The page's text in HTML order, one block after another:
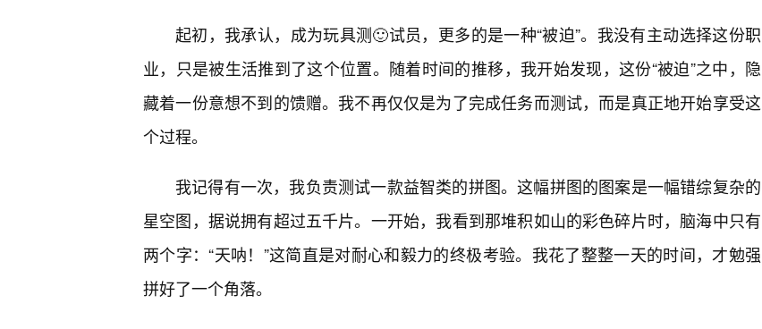
起初，我承认，成为玩具测🙂试员，更多的是一种“被迫”。我没有主动选择这份职
业，只是被生活推到了这个位置。随着时间的推移，我开始发现，这份“被迫”之中，隐
藏着一份意想不到的馈赠。我不再仅仅是为了完成任务而测试，而是真正地开始享受这
个过程。
我记得有一次，我负责测试一款益智类的拼图。这幅拼图的图案是一幅错综复杂的
星空图，据说拥有超过五千片。一开始，我看到那堆积如山的彩色碎片时，脑海中只有
两个字：“天呐！”这简直是对耐心和毅力的终极考验。我花了整整一天的时间，才勉强
拼好了一个角落。